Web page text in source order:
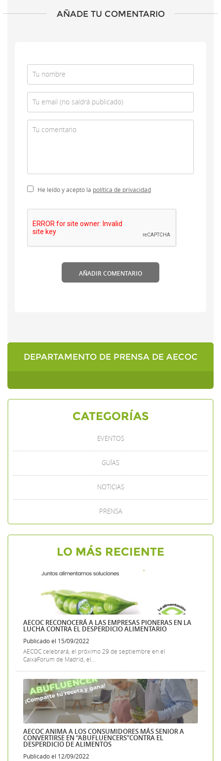
AÑADE TU COMENTARIO
He leído y acepto la política de privacidad
AÑADIR COMENTARIO
DEPARTAMENTO DE PRENSA DE AECOC
CATEGORÍAS
EVENTOS
GUÍAS
NOTICIAS
PRENSA
LO MÁS RECIENTE
AECOC RECONOCERÁ A LAS EMPRESAS PIONERAS EN LA
LUCHA CONTRA EL DESPERDICIO ALIMENTARIO
Publicado el 15/09/2022
AECOC celebrará, el próximo 29 de septiembre en el
CaixaForum de Madrid, el...
AECOC ANIMA A LOS CONSUMIDORES MÁS SENIOR A
CONVERTIRSE EN “ABUFLUENCERS”CONTRA EL
DESPERDICIO DE ALIMENTOS
Publicado el 12/09/2022